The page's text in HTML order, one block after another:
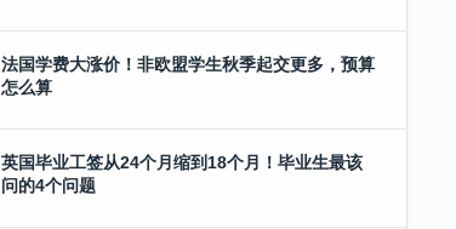
法国学费大涨价！非欧盟学生秋季起交更多，预算
怎么算
英国毕业工签从24个月缩到18个月！毕业生最该
问的4个问题